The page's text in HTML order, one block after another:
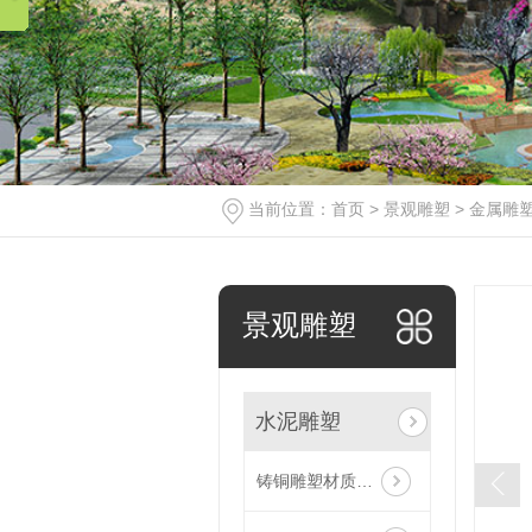
当前位置： 首页 > 景观雕塑 > 金属雕
景观雕塑
水泥雕塑